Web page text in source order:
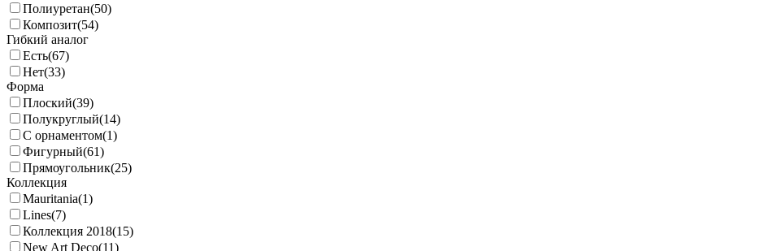
Полиуретан(50)
Композит(54)
Гибкий аналог
Есть(67)
Нет(33)
Форма
Плоский(39)
Полукруглый(14)
С орнаментом(1)
Фигурный(61)
Прямоугольник(25)
Коллекция
Mauritania(1)
Lines(7)
Коллекция 2018(15)
New Art Deco(11)